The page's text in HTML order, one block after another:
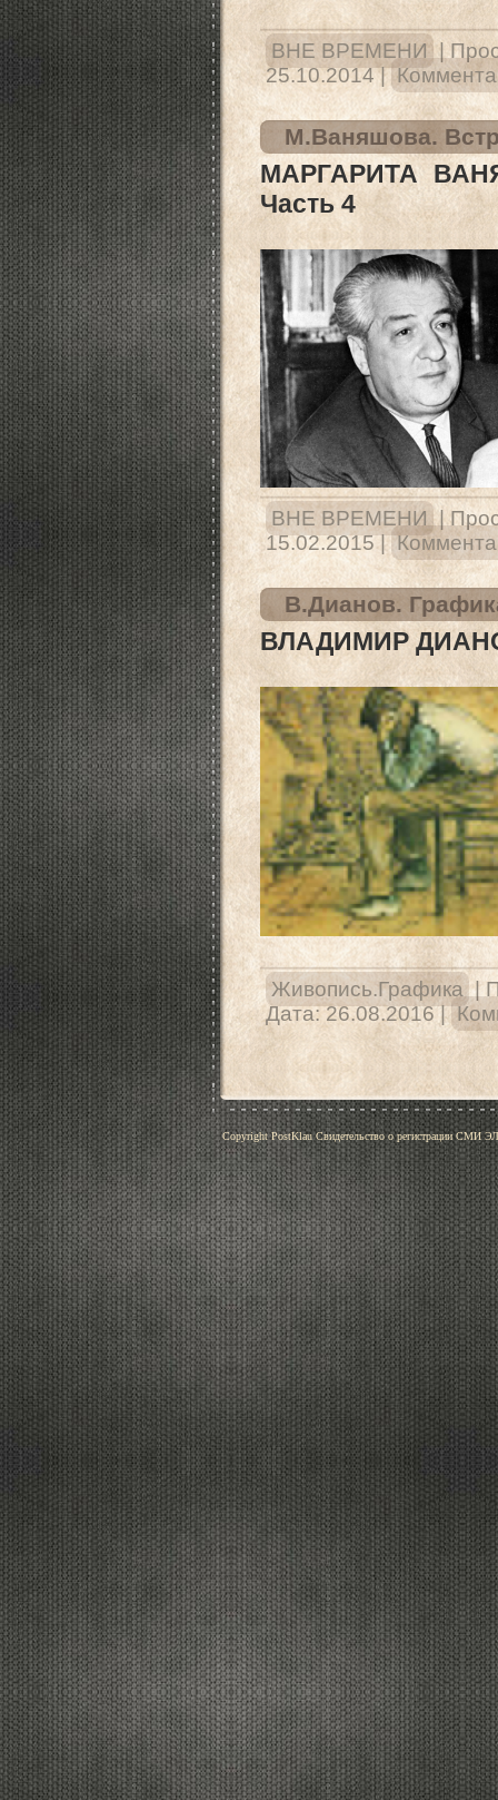
ВНЕ ВРЕМЕНИ |
25.10.2014 |
М.Ваняшова.
МАРГАРИТА
Часть 4
ВНЕ ВРЕМЕНИ |
15.02.2015 |
В.Дианов.
ВЛАДИМИР
Живопись.Графика |
Дата: 26.08.2016 |
Copyright PostKlau Свидетельство о регистрации СМИ